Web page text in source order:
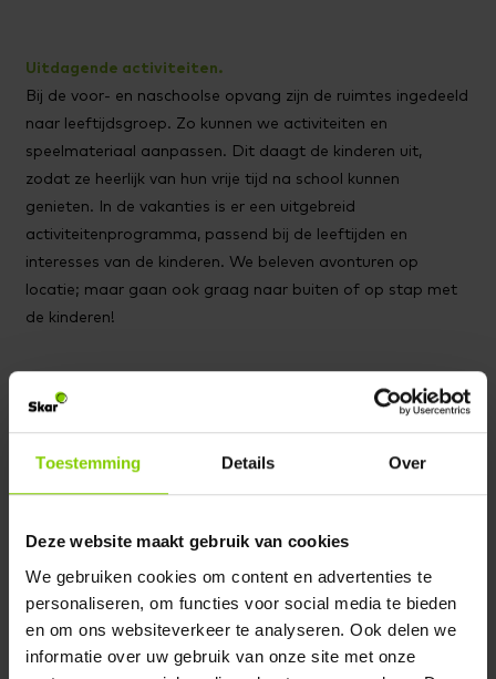
Toestemming Details Over
Deze website maakt gebruik van cookies
We gebruiken cookies om content en advertenties te
personaliseren, om functies voor social media te bieden
en om ons websiteverkeer te analyseren. Ook delen we
informatie over uw gebruik van onze site met onze
Uitdagende activiteiten.
Bij de voor- en naschoolse opvang zijn de ruimtes ingedeeld
naar leeftijdsgroep. Zo kunnen we activiteiten en
speelmateriaal aanpassen. Dit daagt de kinderen uit,
zodat ze heerlijk van hun vrije tijd na school kunnen
genieten. In de vakanties is er een uitgebreid
activiteitenprogramma, passend bij de leeftijden en
interesses van de kinderen. We beleven avonturen op
locatie; maar gaan ook graag naar buiten of op stap met
de kinderen!
Rondleiding aanvragen Schrijf jouw kind in
Of bereken jouw kosten >
Praktische
informatie.